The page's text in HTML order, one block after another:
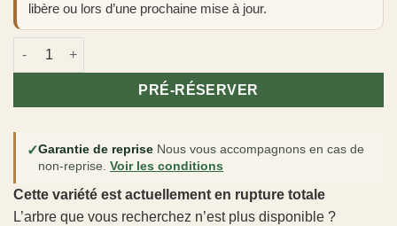
libère ou lors d’une prochaine mise à jour.
quantité de Diospyros lotus
PRÉ-RÉSERVER
✓Garantie de reprise Nous vous accompagnons en cas de
non-reprise. Voir les conditions
Cette variété est actuellement en rupture totale
L’arbre que vous recherchez n’est plus disponible ?